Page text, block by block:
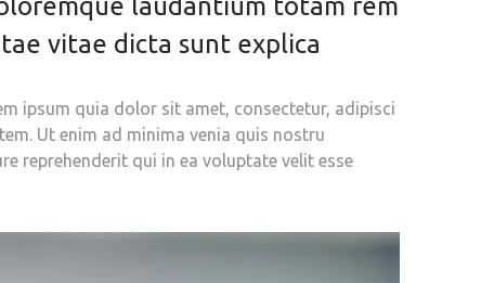
laudantium totam rem
vitae dicta sunt explica
ipsum quia dolor sit amet, consectetur, adipisci
Ut enim ad minima venia quis nostru
reprehenderit qui in ea voluptate velit esse